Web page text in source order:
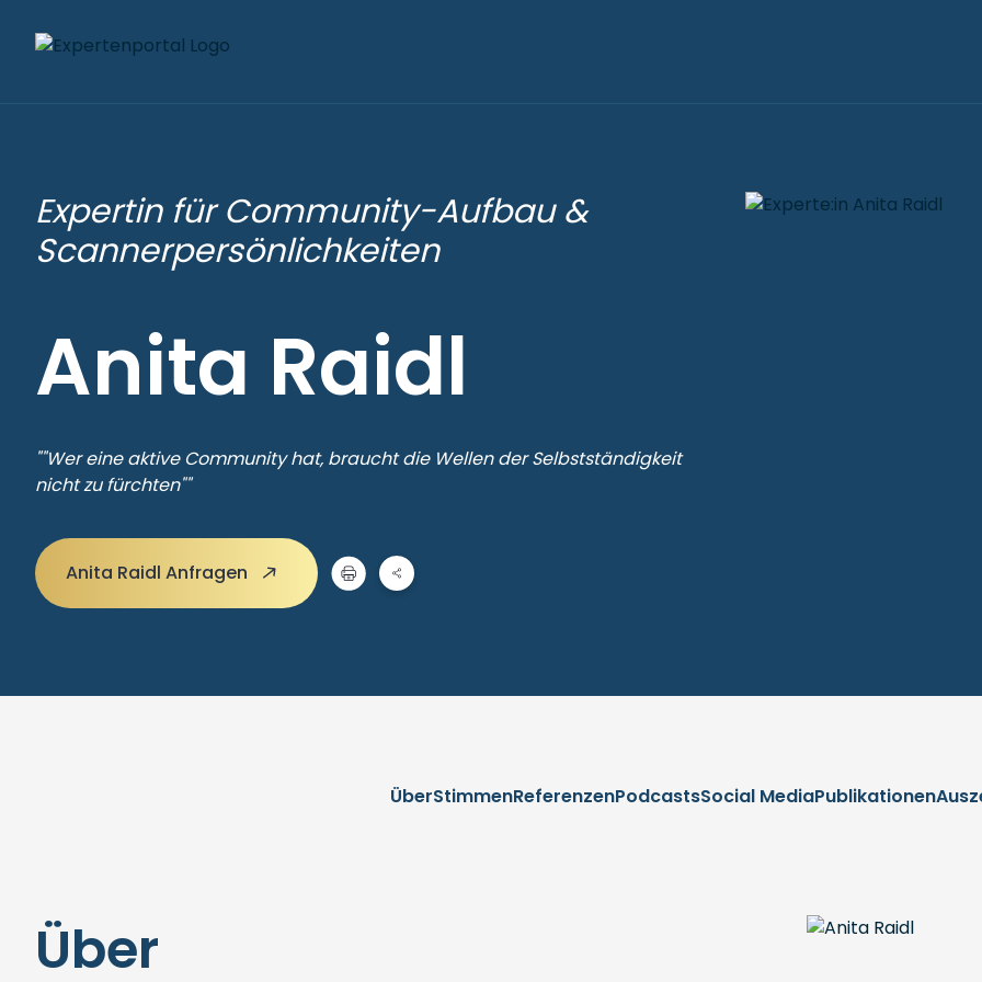
Expertin für Community-Aufbau &
Scannerpersönlichkeiten
Anita Raidl
""Wer eine aktive Community hat, braucht die Wellen der Selbstständigkeit
nicht zu fürchten""
Anita Raidl Anfragen
ÜberStimmenReferenzenPodcastsSocial MediaPublikationen
Über